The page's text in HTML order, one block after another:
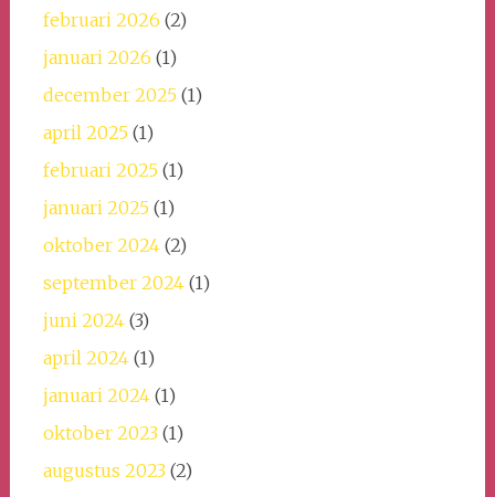
februari 2026 (2)
januari 2026 (1)
december 2025(1)
april 2025(1)
februari 2025(1)
januari 2025(1)
oktober 2024(2)
september 2024(1)
juni 2024(3)
april 2024(1)
januari 2024(1)
oktober 2023(1)
augustus 2023(2)